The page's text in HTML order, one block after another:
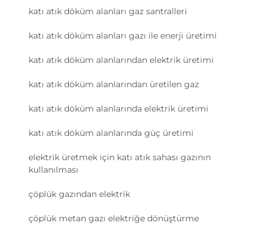
katı atık döküm alanları gaz santralleri
katı atık döküm alanları gazı ile enerji üretimi
katı atık döküm alanlarından elektrik üretimi
katı atık döküm alanlarından üretilen gaz
katı atık döküm alanlarında elektrik üretimi
katı atık döküm alanlarında güç üretimi
elektrik üretmek için katı atık sahası gazının
kullanılması
çöplük gazından elektrik
çöplük metan gazı elektriğe dönüştürme